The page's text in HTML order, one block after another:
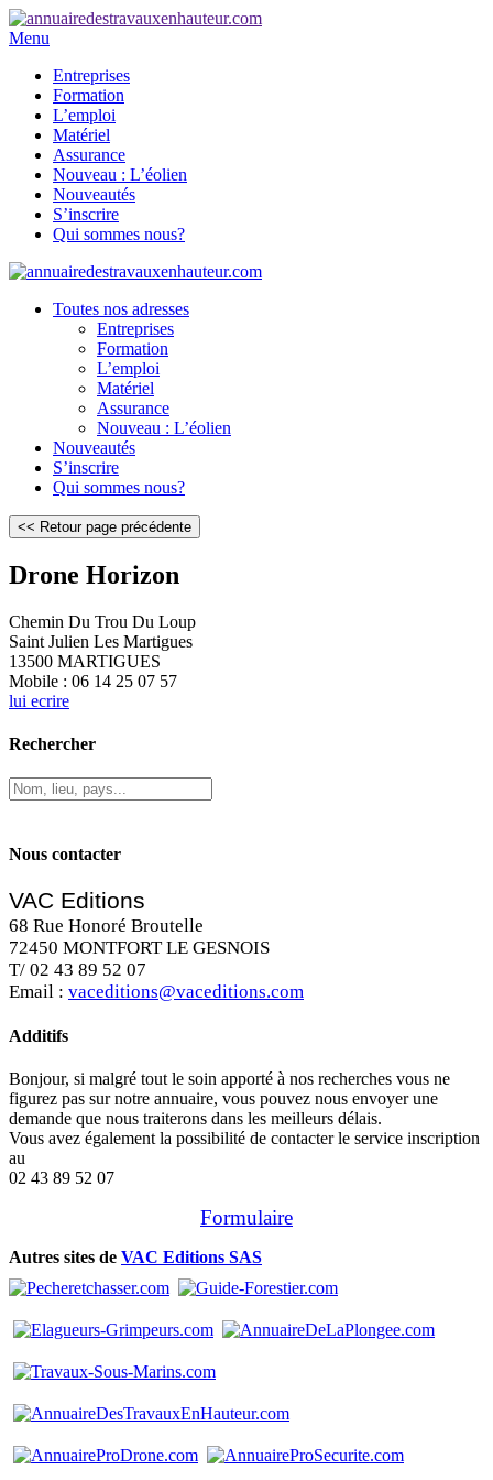
Menu
Entreprises
Formation
L’emploi
Matériel
Assurance
Nouveau : L’éolien
Nouveautés
S’inscrire
Qui sommes nous?
Toutes nos adresses
Entreprises
Formation
L’emploi
Matériel
Assurance
Nouveau : L’éolien
Nouveautés
S’inscrire
Qui sommes nous?
Drone Horizon
Chemin Du Trou Du Loup
Saint Julien Les Martigues
13500 MARTIGUES
Mobile : 06 14 25 07 57
lui ecrire
Rechercher
Nous contacter
VAC Editions
68 Rue Honoré Broutelle
72450 MONTFORT LE GESNOIS
T/ 02 43 89 52 07
Email : vaceditions@vaceditions.com
Additifs
Bonjour, si malgré tout le soin apporté à nos recherches vous ne
figurez pas sur notre annuaire, vous pouvez nous envoyer une
demande que nous traiterons dans les meilleurs délais.
Vous avez également la possibilité de contacter le service inscription
au
02 43 89 52 07
Formulaire
Autres sites de VAC Editions SAS